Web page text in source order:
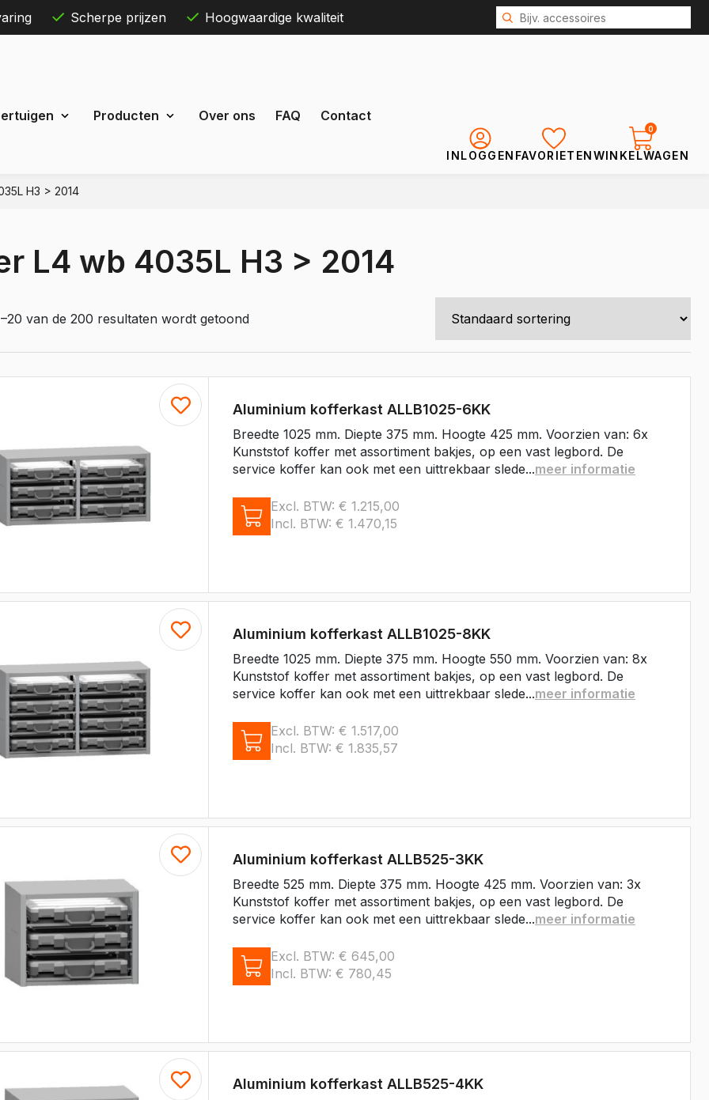
Scherpe prijzen Hoogwaardige kwaliteit
Skip
Producten Over ons FAQ Contact
INLOGGEN FAVORIETEN
0
WINKELWAGEN
H3 > 2014
eDeliver 7
eDeliver 9
Mercedes
e Vito
Sprinter
e Sprinter RWD
Townstar
Townstar Electric
Partner
e Partner
Expert
Boxer
e Boxer
Trafic
Trafic E-Tech
Master
ProAce
ProAce Electric
ProAce City
Caddy
Transporter T6
Transporter T7
L4 wb 4035L H3 > 2014
van de 200 resultaten wordt getoond
Aluminium kofferkast ALLB1025-6KK
Breedte 1025 mm. Diepte 375 mm. Hoogte 425 mm. Voorzien van: 6x
Kunststof koffer met assortiment bakjes, op een vast legbord. De
service koffer kan ook met een uittrekbaar slede...meer informatie
Excl. BTW: € 1.215,00
Incl. BTW: € 1.470,15
Aluminium kofferkast ALLB1025-8KK
Breedte 1025 mm. Diepte 375 mm. Hoogte 550 mm. Voorzien van: 8x
Kunststof koffer met assortiment bakjes, op een vast legbord. De
service koffer kan ook met een uittrekbaar slede...meer informatie
Excl. BTW: € 1.517,00
Incl. BTW: € 1.835,57
Aluminium kofferkast ALLB525-3KK
Breedte 525 mm. Diepte 375 mm. Hoogte 425 mm. Voorzien van: 3x
Kunststof koffer met assortiment bakjes, op een vast legbord. De
service koffer kan ook met een uittrekbaar slede...meer informatie
Excl. BTW: € 645,00
Incl. BTW: € 780,45
Aluminium kofferkast ALLB525-4KK